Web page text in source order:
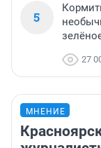
5
27
МНЕНИЕ